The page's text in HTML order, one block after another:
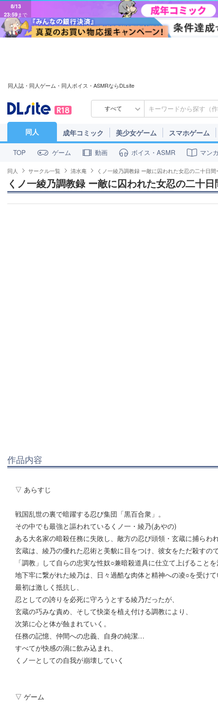
8/13
23:59まで
同人誌・同人ゲーム・同人ボイス・ASMRならDLsite
すべて
同人 成年コミック 美少女ゲーム スマホゲーム
TOP ゲーム 動画 ボイス・ASMR マン
同人 サークル一覧 清水庵 くノ一綾乃調教録 ー敵に囚われた女忍の二十日間
くノ一綾乃調教録 ー敵に囚われた女忍の二十日
作品内容
▽ あらすじ
戦国乱世の裏で暗躍する忍び集団「黒百合衆」。
その中でも最強と謳われているくノ一・綾乃(あやの)
ある大名家の暗殺任務に失敗し、敵方の忍び頭領・玄蔵に捕らわ
玄蔵は、綾乃の優れた忍術と美貌に目をつけ、彼女をただ殺すの
「調教」して自らの忠実な性奴○兼暗殺道具に仕立て上げること
地下牢に繋がれた綾乃は、日々過酷な肉体と精神への凌○を受け
最初は激しく抵抗し、
忍としての誇りを必死に守ろうとする綾乃だったが、
玄蔵の巧みな責め、そして快楽を植え付ける調教により、
次第に心と体が蝕まれていく。
任務の記憶、仲間への忠義、自身の純潔…
すべてが快感の渦に飲み込まれ、
くノ一としての自我が崩壊していく
▽ ゲーム